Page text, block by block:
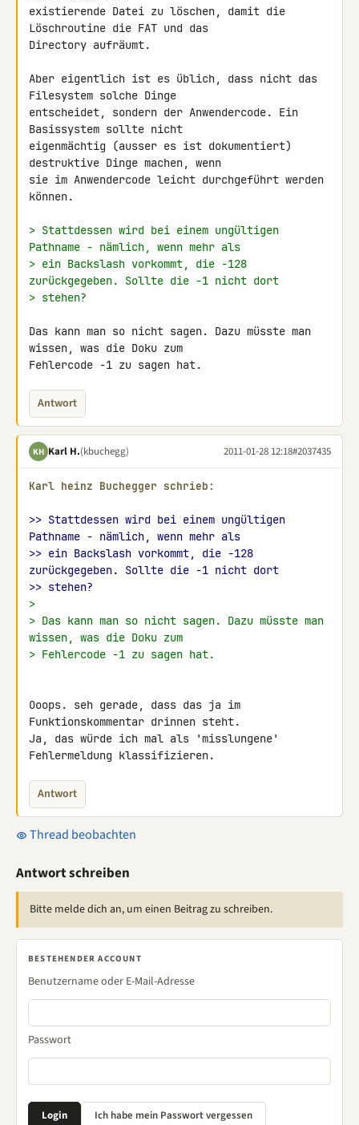
existierende Datei zu löschen, damit die
Löschroutine die FAT und das
Directory aufräumt.
Aber eigentlich ist es üblich, dass nicht das
Filesystem solche Dinge
entscheidet, sondern der Anwendercode. Ein
Basissystem sollte nicht
eigenmächtig (ausser es ist dokumentiert)
destruktive Dinge machen, wenn
sie im Anwendercode leicht durchgeführt werden
können.
> Stattdessen wird bei einem ungültigen
Pathname - nämlich, wenn mehr als
> ein Backslash vorkommt, die -128
zurückgegeben. Sollte die -1 nicht dort
> stehen?
Das kann man so nicht sagen. Dazu müsste man
wissen, was die Doku zum
Fehlercode -1 zu sagen hat.
Antwort
KH Karl H.(kbuchegg) 2011-01-28 12:18#2037435
Karl heinz Buchegger schrieb:
>> Stattdessen wird bei einem ungültigen
Pathname - nämlich, wenn mehr als
>> ein Backslash vorkommt, die -128
zurückgegeben. Sollte die -1 nicht dort
>> stehen?
>
> Das kann man so nicht sagen. Dazu müsste man
wissen, was die Doku zum
> Fehlercode -1 zu sagen hat.
Ooops. seh gerade, dass das ja im
Funktionskommentar drinnen steht.
Ja, das würde ich mal als 'misslungene'
Fehlermeldung klassifizieren.
Antwort
Thread beobachten
Antwort schreiben
Bitte melde dich an, um einen Beitrag zu schreiben.
BESTEHENDER ACCOUNT
Benutzername oder E-Mail-Adresse
Passwort